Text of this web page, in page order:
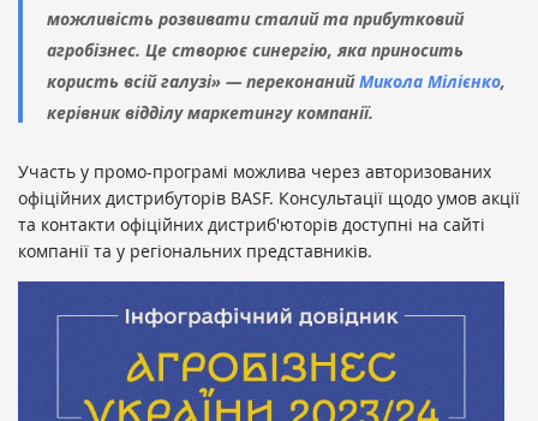
можливість розвивати сталий та прибутковий
агробізнес. Це створює синергію, яка приносить
користь всій галузі» — переконанийМикола Мілієнко,
керівник відділу маркетингу компанії.
Участь у промо-програмі можлива через авторизованих
офіційних дистрибуторів BASF. Консультації щодо умов акції
та контакти офіційних дистриб'юторів доступні на сайті
компанії та у регіональних представників.